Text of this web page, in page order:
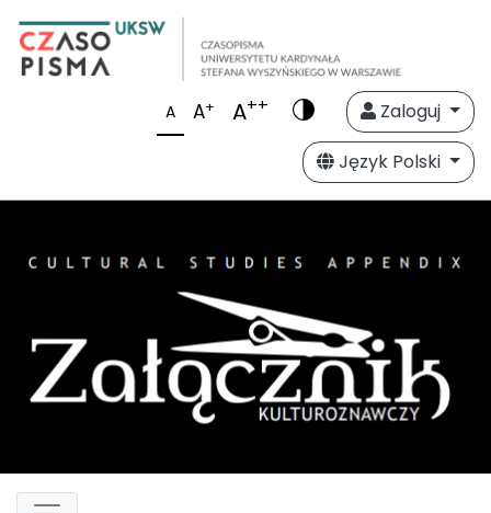
A A+ A++
Zaloguj
Język Polski